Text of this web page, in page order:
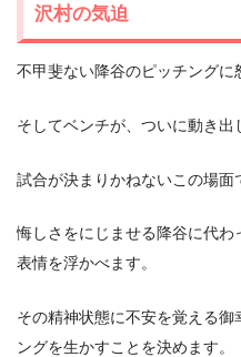
沢村の気迫
不甲斐ない降谷のピッチングに
そしてベンチが、ついに動き出
試合が決まりかねないこの場面
悔しさをにじませる降谷に代
表情を浮かべます。
その精神状態に不安を覚える
ングを生かすことを決めます。